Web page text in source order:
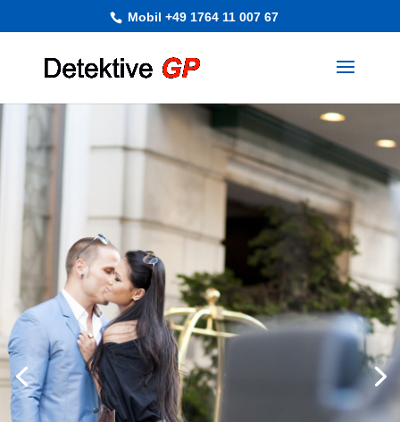
Mobil +49 1764 11 007 67
Detektive für Privatkunden
Mehr erfahren